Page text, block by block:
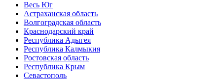
Весь Юг
Астраханская область
Волгоградская область
Краснодарский край
Республика Адыгея
Республика Калмыкия
Ростовская область
Республика Крым
Севастополь